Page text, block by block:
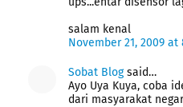
salam kenal
November 21, 2009 at
Sobat Blogsaid…
Ayo Uya Kuya, coba
dari masyarakat